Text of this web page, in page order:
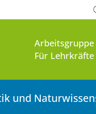
Arbeitsgruppe
Für Lehrkräfte
und